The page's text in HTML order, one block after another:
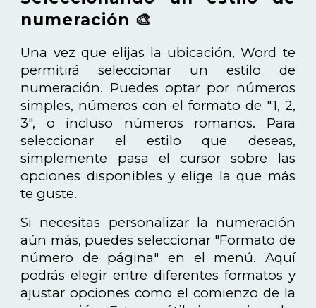
numeración 🎨
Una vez que elijas la ubicación, Word te
permitirá seleccionar un estilo de
numeración. Puedes optar por números
simples, números con el formato de "1, 2,
3", o incluso números romanos. Para
seleccionar el estilo que deseas,
simplemente pasa el cursor sobre las
opciones disponibles y elige la que más
te guste.
Si necesitas personalizar la numeración
aún más, puedes seleccionar "Formato de
número de página" en el menú. Aquí
podrás elegir entre diferentes formatos y
ajustar opciones como el comienzo de la